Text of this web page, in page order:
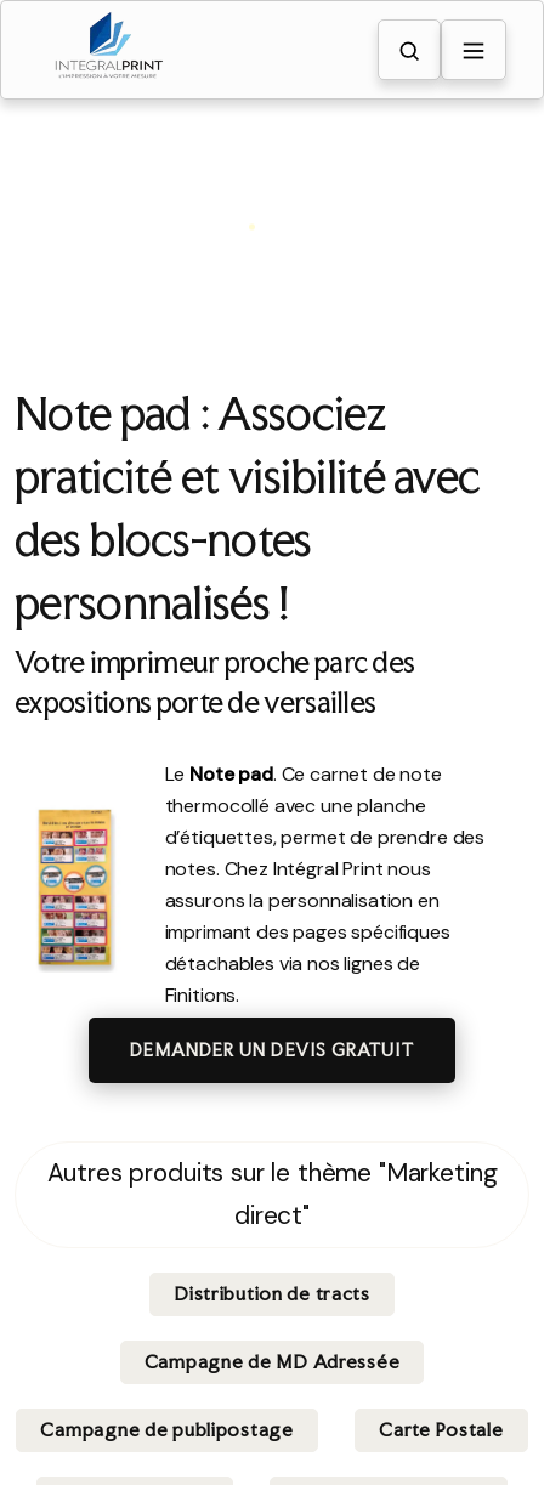
Note pad : Associez
praticité et visibilité avec
des blocs-notes
personnalisés !
Votre imprimeur proche parc des
expositions porte de versailles
Le Note pad. Ce carnet de note
thermocollé avec une planche
d’étiquettes, permet de prendre des
notes. Chez Intégral Print nous
assurons la personnalisation en
imprimant des pages spécifiques
détachables via nos lignes de
Finitions.
DEMANDER UN DEVIS GRATUIT
Autres produits sur le thème "Marketing
direct"
Distribution de tracts
Campagne de MD Adressée
Campagne de publipostage Carte Postale